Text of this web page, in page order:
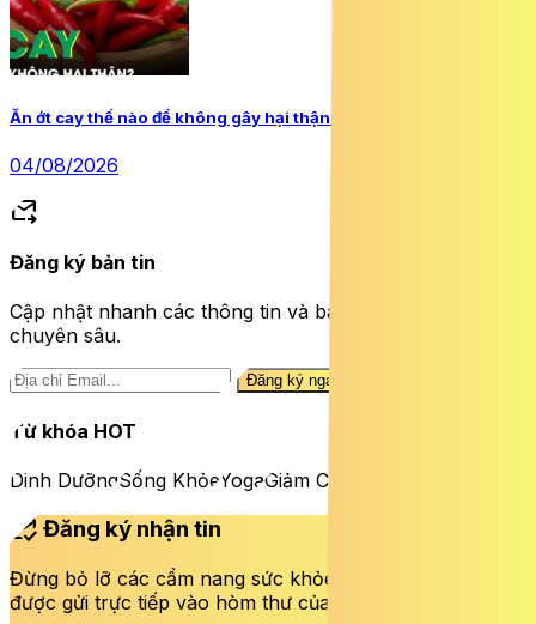
Ăn ớt cay thế nào để không gây hại thận và sức khỏe?
04/08/2026
forward_to_inbox
Đăng ký bản tin
Cập nhật nhanh các thông tin và bài viết sức khỏe
chuyên sâu.
Đăng ký ngay
Từ khóa HOT
Dinh DưỡngSống KhỏeYogaGiảm Cân
mark_email_read Đăng ký nhận tin
Đừng bỏ lỡ các cẩm nang sức khỏe và bài viết mới nhất
được gửi trực tiếp vào hòm thư của bạn mỗi tuần.